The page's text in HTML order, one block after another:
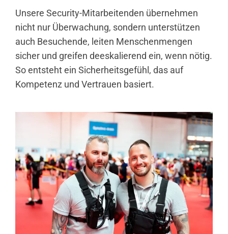
Unsere Security-Mitarbeitenden übernehmen
nicht nur Überwachung, sondern unterstützen
auch Besuchende, leiten Menschenmengen
sicher und greifen deeskalierend ein, wenn nötig.
So entsteht ein Sicherheitsgefühl, das auf
Kompetenz und Vertrauen basiert.